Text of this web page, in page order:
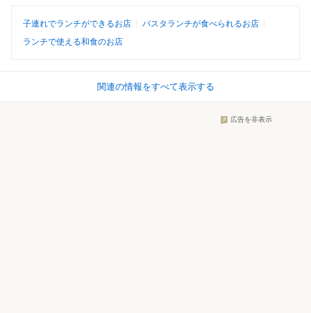
子連れでランチができるお店
パスタランチが食べられるお店
ランチで使える和食のお店
関連の情報をすべて表示する
広告を非表示